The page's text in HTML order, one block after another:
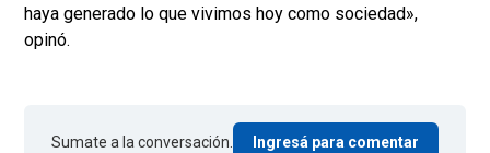
haya generado lo que vivimos hoy como sociedad»,
opinó.
Sumate a la conversación. Ingresá para comentar